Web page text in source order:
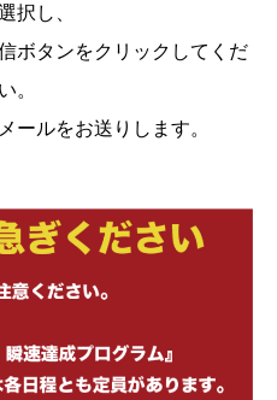
択し、
ボタンをクリックしてくだ
。
ールをお送りします。